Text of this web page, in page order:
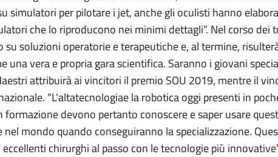
simulatori per pilotare i jet, anche gli oculisti hanno
che lo riproducono nei minimi dettagli”. Nel corso dei
soluzioni operatorie e terapeutiche e, al termine,
una vera e propria gara scientifica. Saranno i giovani
attribuirà ai vincitori il premio SOU 2019, mentre il
“L’altatecnologiae la robotica oggi presenti in
devono pertanto conoscere e saper usare
mondo quando conseguiranno la specializzazione.
chirurghi al passo con le tecnologie più